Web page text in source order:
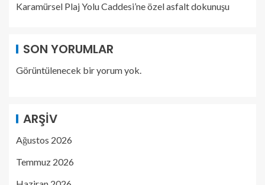
Karamürsel Plaj Yolu Caddesi’ne özel asfalt dokunuşu
SON YORUMLAR
Görüntülenecek bir yorum yok.
ARŞIV
Ağustos 2026
Temmuz 2026